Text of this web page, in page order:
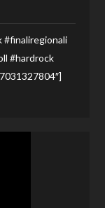
#finaliregionali
#hardrock